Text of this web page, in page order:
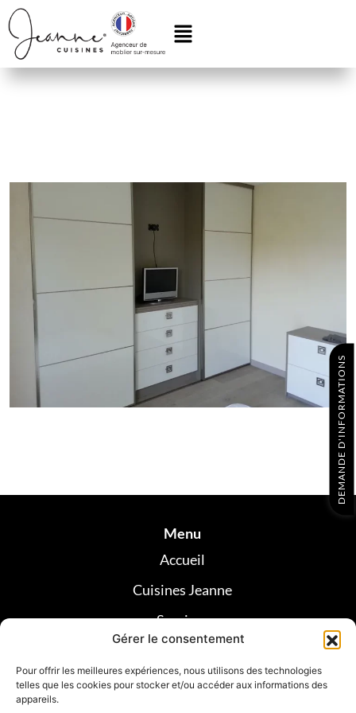
Gérer le consentement
Pour offrir les meilleures expériences, nous utilisons des technologies
telles que les cookies pour stocker et/ou accéder aux informations des
appareils.
Menu
Accueil
Cuisines Jeanne
Services
Avis clients
DEMANDE D'INFORMATIONS